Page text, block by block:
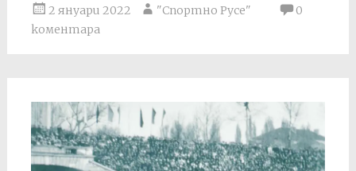
2 януари 2022 "Спортно Русе"
0
коментара